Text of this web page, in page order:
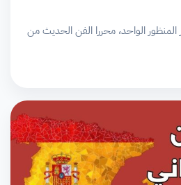
المنظور الواحد، محررا الفن الحديث من